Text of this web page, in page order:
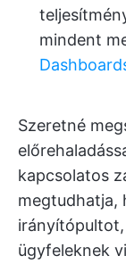
mindent
Szeretné
kapcsolatos
megtudhatja,
irányítópultot,
ügyfeleknek